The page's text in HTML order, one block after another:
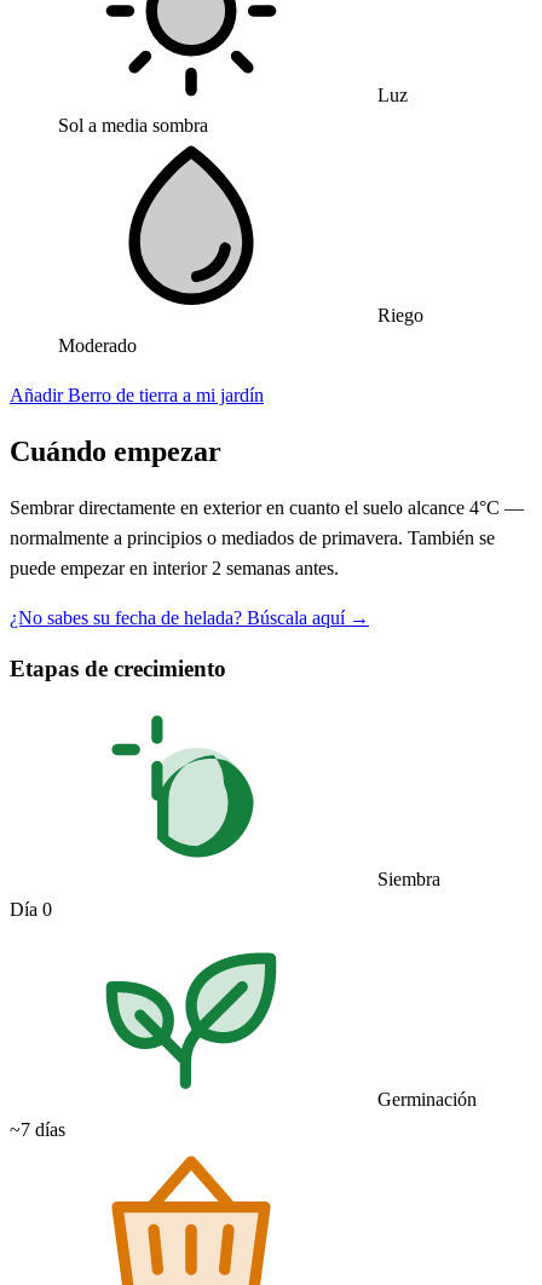
Luz
Sol a media sombra
Riego
Moderado
Añadir Berro de tierra a mi jardín
Cuándo empezar
Sembrar directamente en exterior en cuanto el suelo alcance 4°C —
normalmente a principios o mediados de primavera. También se
puede empezar en interior 2 semanas antes.
¿No sabes su fecha de helada? Búscala aquí →
Etapas de crecimiento
Siembra
Día 0
Germinación
~7 días